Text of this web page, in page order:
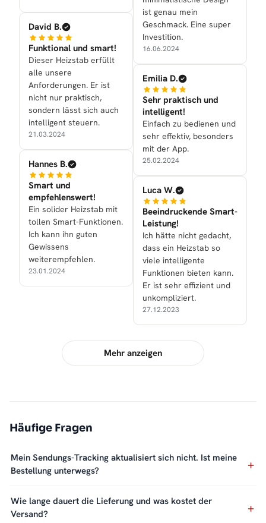
David B.
Funktional und smart!
Dieser Heizstab erfüllt
alle unsere
Anforderungen. Er ist
nicht nur praktisch,
sondern lässt sich auch
intelligent steuern.
21.03.2024
Hannes B.
Smart und
empfehlenswert!
Ein solider Heizstab mit
tollen Smart-Funktionen.
Ich kann ihn guten
Gewissens
weiterempfehlen.
23.01.2024
ist genau mein
Geschmack. Eine super
Investition.
16.06.2024
Emilia D.
Sehr praktisch und
intelligent!
Einfach zu bedienen und
sehr effektiv, besonders
mit der App.
25.02.2024
Luca W.
Beeindruckende Smart-
Leistung!
Ich hätte nicht gedacht,
dass ein Heizstab so
viele intelligente
Funktionen bieten kann.
Er ist sehr effizient und
unkompliziert.
27.12.2023
Mehr anzeigen
Häufige Fragen
Mein Sendungs-Tracking aktualisiert sich nicht. Ist meine
Bestellung unterwegs?
Wie lange dauert die Lieferung und was kostet der
Versand?